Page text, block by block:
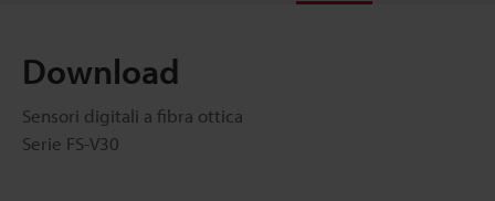
Download
Sensori digitali a fibra ottica
Serie FS-V30